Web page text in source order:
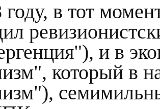
в тот
и в
который в